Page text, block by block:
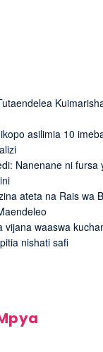
asilimia 10
Nanenane ni fursa
ateta na Rais wa
vijana waaswa
nishati safi